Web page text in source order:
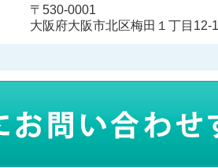
〒530-0001
大阪府大阪市北区梅田１丁目